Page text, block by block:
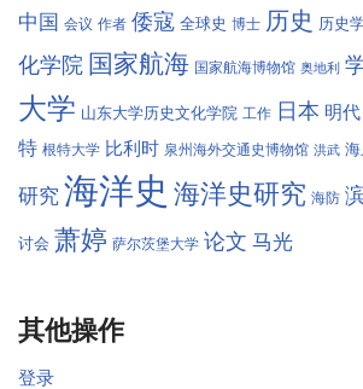
中国 会议 作者 倭寇 全球史 博士 历史 历史
化学院 国家航海 国家航海博物馆 奥地利
大学 山东大学历史文化学院 工作 日本 明代
特 根特大学 比利时 泉州海外交通史博物馆 洪武
研究 海洋史 海洋史研究 海防
讨会 萧婷 萨尔茨堡大学 论文 马光
其他操作
登录